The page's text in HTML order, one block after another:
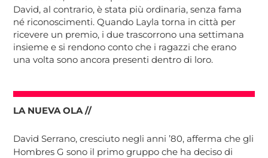
David, al contrario, è stata più ordinaria, senza fama
né riconoscimenti. Quando Layla torna in città per
ricevere un premio, i due trascorrono una settimana
insieme e si rendono conto che i ragazzi che erano
una volta sono ancora presenti dentro di loro.
LA NUEVA OLA //
David Serrano, cresciuto negli anni ’80, afferma che gli
Hombres G sono il primo gruppo che ha deciso di